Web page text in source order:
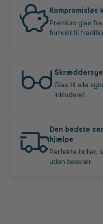
Premium glas
forhold til
Glas til alle
inkluderet.
Den bedste
hjælpe
Perfekte briller,
uden besvær.